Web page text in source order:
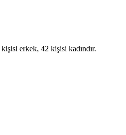
erkek, 42 kişisi kadındır.